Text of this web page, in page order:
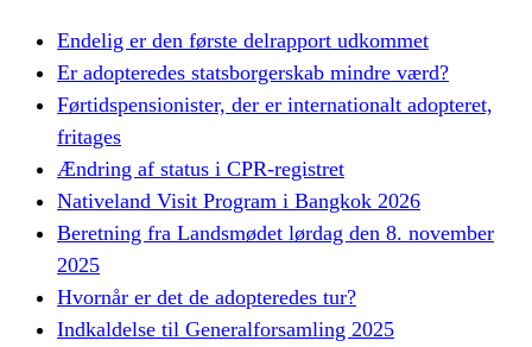
Endelig er den første delrapport udkommet
Er adopteredes statsborgerskab mindre værd?
Førtidspensionister, der er internationalt adopteret,
fritages
Ændring af status i CPR-registret
Nativeland Visit Program i Bangkok 2026
Beretning fra Landsmødet lørdag den 8. november
2025
Hvornår er det de adopteredes tur?
Indkaldelse til Generalforsamling 2025